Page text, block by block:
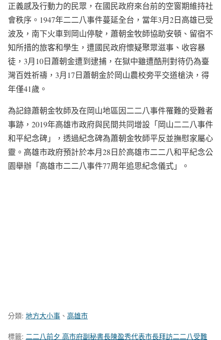
正義感及行動力的民眾，在國民政府來台前的空窗期維持社
會秩序。1947年二二八事件蔓延全台，當年3月2日高雄已受
波及，南下火車到岡山停駛，蕭朝金牧師協助安頓、留宿不
知所措的旅客和學生，遭國民政府懷疑聚眾滋事、收容暴
徒，3月10日蕭朝金遭到逮捕，在獄中雖遭酷刑對待仍為臺
灣百姓祈禱，3月17日蕭朝金於岡山農校旁平交道槍決，得
年僅41歲。
為記錄蕭朝金牧師及在岡山地區因二二八事件罹難的受難者
事跡，2019年高雄市政府與民間共同增設「岡山二二八事件
和平紀念碑」，透過紀念碑為蕭朝金牧師平反並撫慰家屬心
靈。高雄市政府預計於本月28日於高雄市二二八和平紀念公
園舉辦「高雄市二二八事件77周年追思紀念儀式」。
分類: 地方大小事 、 高雄市
標籤: 二二八前夕 高市府副秘書長陳盈秀代表市長拜訪二二八受難